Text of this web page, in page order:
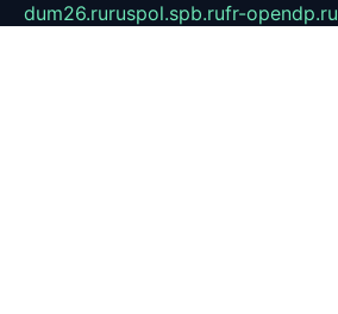
dum26.ruruspol.spb.rufr-opendp.ru